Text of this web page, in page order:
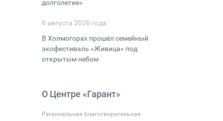
долголетие»
6 августа 2026 года
В Холмогорах прошёл семейный
экофестиваль «Живица» под
открытым небом
О Центре «Гарант»
Региональная благотворительная